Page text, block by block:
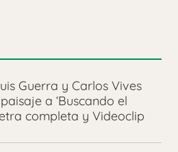
Guerra y Carlos Vives
a ‘Buscando el
completa y Videoclip